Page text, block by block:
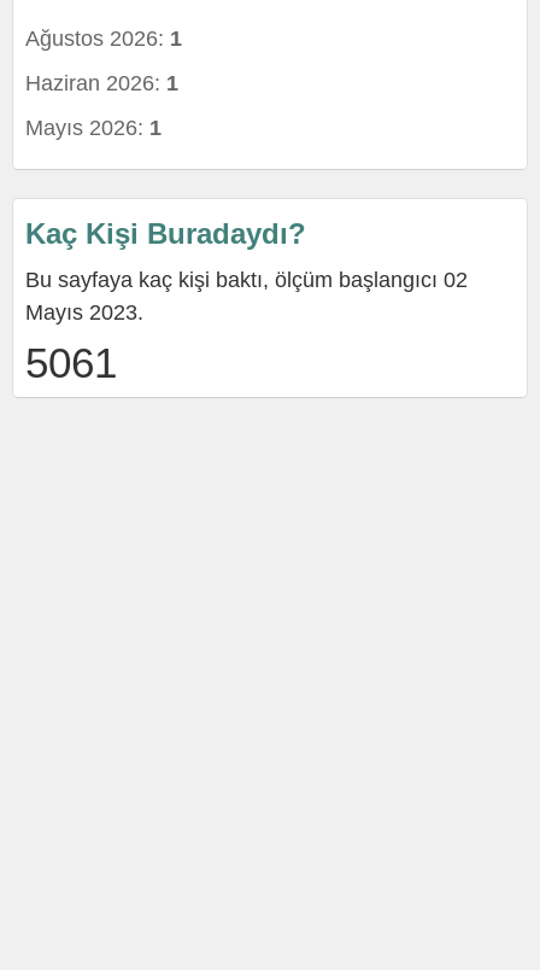
Ağustos 2026: 1
Haziran 2026: 1
Mayıs 2026: 1
Kaç Kişi Buradaydı?
Bu sayfaya kaç kişi baktı, ölçüm başlangıcı 02
Mayıs 2023.
5061